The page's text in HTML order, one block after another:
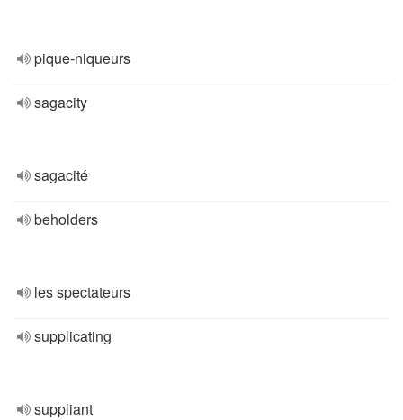
pique-niqueurs
sagacity
sagacité
beholders
les spectateurs
supplicating
suppliant